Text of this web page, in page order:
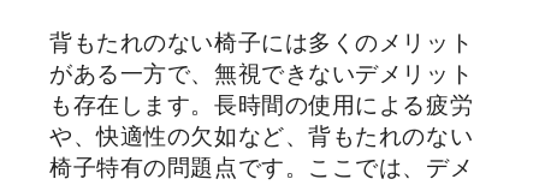
背もたれのない椅子には多くのメリット
がある一方で、無視できないデメリット
も存在します。長時間の使用による疲労
や、快適性の欠如など、背もたれのない
椅子特有の問題点です。ここでは、デメ